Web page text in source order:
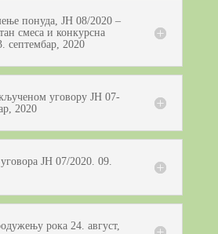
понуда, ЈН 08/2020 –
смесa и конкурсна
септембар, 2020
уговору ЈН 07-
2020
ЈН 07/2020. 09.
рока 24. август,